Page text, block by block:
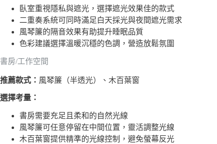
臥室重視隱私與遮光，選擇遮光效果佳的款式
二重奏系統可同時滿足白天採光與夜間遮光需求
風琴簾的隔音效果有助提升睡眠品質
色彩建議選擇溫暖沉穩的色調，營造放鬆氛圍
書房/工作空間
推薦款式： 風琴簾（半透光）、木百葉窗
選擇考量：
書房需要充足且柔和的自然光線
風琴簾可任意停留在中間位置，靈活調整光線
木百葉窗提供精準的光線控制，避免螢幕反光